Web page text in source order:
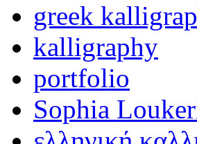
greek
kalligraphy
portfolio
Sophia